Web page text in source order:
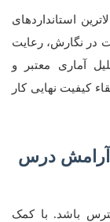
استانداردهای
در نگارش، رعایت
آماری معتبر و
کیفیت نهایی کار
آرامش درس
باشد. با کمک